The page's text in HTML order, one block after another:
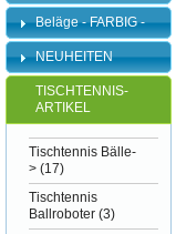
Beläge - FARBIG -
NEUHEITEN
TISCHTENNIS-
ARTIKEL
Tischtennis Bälle-
> (17)
Tischtennis
Ballroboter (3)